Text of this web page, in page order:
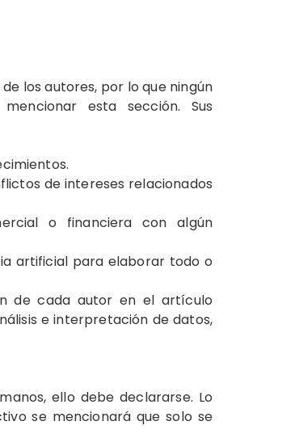
los autores, por lo que ningún
esta sección. Sus
de intereses relacionados
o financiera con algún
artificial para elaborar todo o
de cada autor en el artículo
e interpretación de datos,
ello debe declararse. Lo
se mencionará que solo se